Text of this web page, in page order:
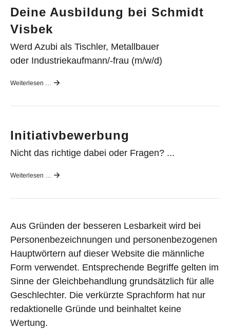
Deine Ausbildung bei Schmidt
Visbek
Werd Azubi als Tischler, Metallbauer
oder Industriekaufmann/-frau (m/w/d)
Weiterlesen …
Initiativbewerbung
Nicht das richtige dabei oder Fragen? ...
Weiterlesen …
Aus Gründen der besseren Lesbarkeit wird bei
Personenbezeichnungen und personenbezogenen
Hauptwörtern auf dieser Website die männliche
Form verwendet. Entsprechende Begriffe gelten im
Sinne der Gleichbehandlung grundsätzlich für alle
Geschlechter. Die verkürzte Sprachform hat nur
redaktionelle Gründe und beinhaltet keine
Wertung.